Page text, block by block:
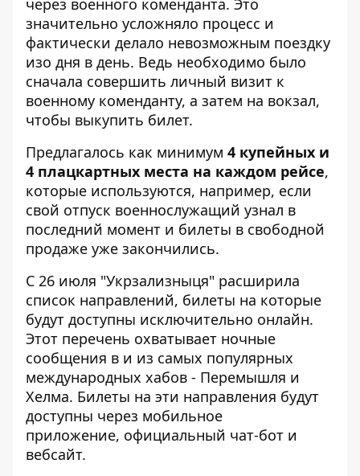
через военного коменданта. Это
значительно усложняло процесс и
фактически делало невозможным поездку
изо дня в день. Ведь необходимо было
сначала совершить личный визит к
военному коменданту, а затем на вокзал,
чтобы выкупить билет.
Предлагалось как минимум 4 купейных и
4 плацкартных места на каждом рейсе,
которые используются, например, если
свой отпуск военнослужащий узнал в
последний момент и билеты в свободной
продаже уже закончились.
С 26 июля "Укрзализныця" расширила
список направлений, билеты на которые
будут доступны исключительно онлайн.
Этот перечень охватывает ночные
сообщения в и из самых популярных
международных хабов - Перемышля и
Хелма. Билеты на эти направления будут
доступны через мобильное
приложение, официальный чат-бот и
вебсайт.